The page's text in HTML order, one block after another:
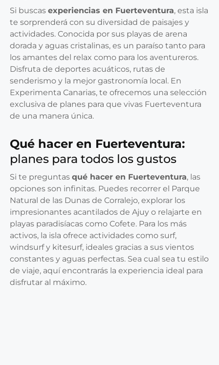
Si buscas experiencias en Fuerteventura, esta isla
te sorprenderá con su diversidad de paisajes y
actividades. Conocida por sus playas de arena
dorada y aguas cristalinas, es un paraíso tanto para
los amantes del relax como para los aventureros.
Disfruta de deportes acuáticos, rutas de
senderismo y la mejor gastronomía local. En
Experimenta Canarias, te ofrecemos una selección
exclusiva de planes para que vivas Fuerteventura
de una manera única.
Qué hacer en Fuerteventura:
planes para todos los gustos
Si te preguntas qué hacer en Fuerteventura, las
opciones son infinitas. Puedes recorrer el Parque
Natural de las Dunas de Corralejo, explorar los
impresionantes acantilados de Ajuy o relajarte en
playas paradisíacas como Cofete. Para los más
activos, la isla ofrece actividades como surf,
windsurf y kitesurf, ideales gracias a sus vientos
constantes y aguas perfectas. Sea cual sea tu estilo
de viaje, aquí encontrarás la experiencia ideal para
disfrutar al máximo.